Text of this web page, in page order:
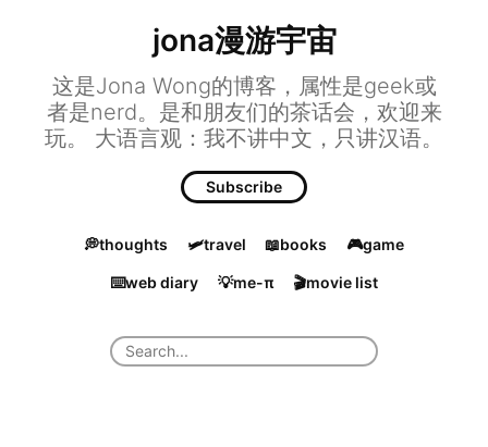
jona漫游宇宙
这是Jona Wong的博客，属性是geek或
者是nerd。是和朋友们的茶话会，欢迎来
玩。 大语言观：我不讲中文，只讲汉语。
Subscribe
💭thoughts 🛩️travel 📖books 🎮game
⌨️web diary 💡me-π 🎬movie list